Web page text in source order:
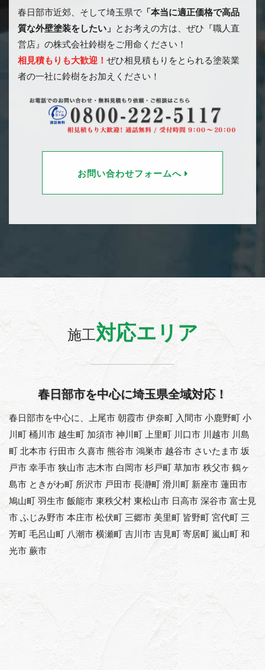
春日部市近郊、そして埼玉県で 「本当に適正価格で高品
質な外壁塗装をしたい」
とお考えの方は、ぜひ『職人直
営店』の株式会社鈴樹をご用命ください！
相見積もりも大歓迎！ ぜひ相見積もりをとられる塗装業
者の一社に鈴樹をお加えください！
お問い合わせフォームへ
施工対応エリア
春日部市を中心に埼玉県全域対応！
春日部市を中心に、上尾市 朝霞市 伊奈町 入間市 小鹿野町 小
川町 桶川市 越生町 加須市 神川町 上里町 川口市 川越市 川島
町 北本市 行田市 久喜市 熊谷市 鴻巣市 越谷市 さいたま市 坂
戸市 幸手市 狭山市 志木市 白岡市 杉戸町 草加市 秩父市 鶴ヶ
島市 ときがわ町 所沢市 戸田市 長瀞町 滑川町 新座市 蓮田市
鳩山町 羽生市 飯能市 東秩父村 東松山市 日高市 深谷市 富士見
市 ふじみ野市 本庄市 松伏町 三郷市 美里町 皆野町 宮代町 三
芳町 毛呂山町 八潮市 横瀬町 吉川市 吉見町 寄居町 嵐山町 和
光市 蕨市